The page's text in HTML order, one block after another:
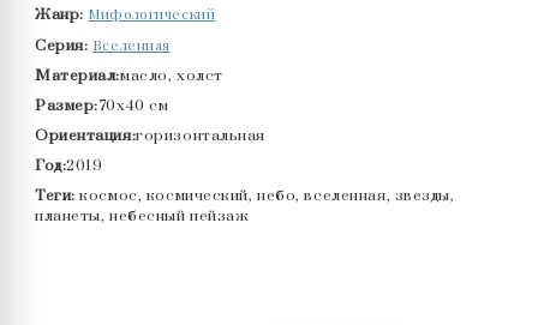
Жанр: Мифологический
Серия: Вселенная
Материал:масло, холст
Размер:70x40 см
Ориентация:горизонтальная
Год:2019
Теги: космос, космический, небо, вселенная, звезды,
планеты, небесный пейзаж